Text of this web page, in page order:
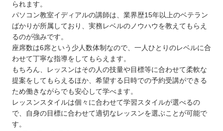
られます。
パソコン教室イディアルの講師は、業界歴15年以上のベテラン
ばかりが所属しており、実務レベルのノウハウを教えてもらえ
るのが強みです。
座席数は6席という少人数体制なので、一人ひとりのレベルに合
わせて丁寧な指導をしてもらえます。
もちろん、レッスンはその人の技量や目標等に合わせて柔軟な
提案をしてもらえるほか、希望する日時での予約受講ができる
ため働きながらでも安心して学べます。
レッスンスタイルは個々に合わせて学習スタイルが選べるの
で、自身の目標に合わせて適切なレッスンを選ぶことが可能で
す。